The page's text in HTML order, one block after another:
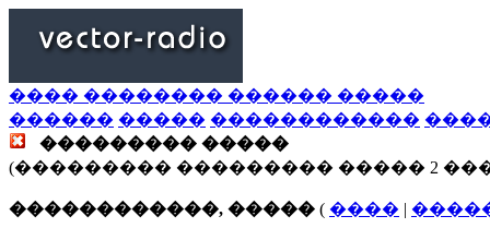
���� �������� ������ �����
������ ����� ������������
��������� �����
(��������� ��������� ����� 2
������������, ����� ( ���� |